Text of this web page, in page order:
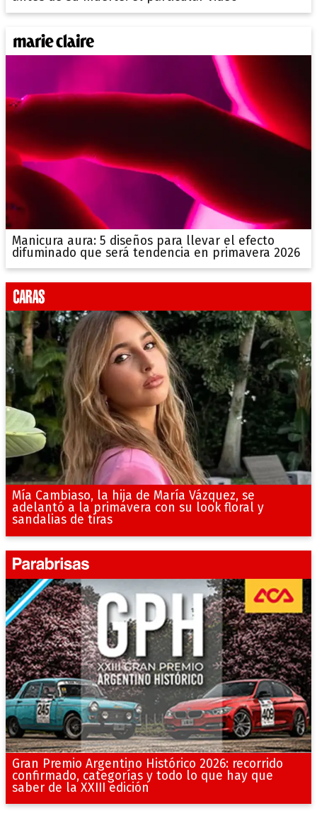
Manicura aura: 5 diseños para llevar el efecto
difuminado que será tendencia en primavera 2026
Mía Cambiaso, la hija de María Vázquez, se
adelantó a la primavera con su look floral y
sandalias de tiras
Gran Premio Argentino Histórico 2026: recorrido
confirmado, categorías y todo lo que hay que
saber de la XXIII edición